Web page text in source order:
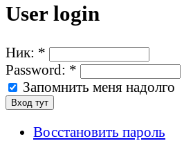
User login
Ник: *
Password: *
Запомнить меня надолго
Восстановить пароль